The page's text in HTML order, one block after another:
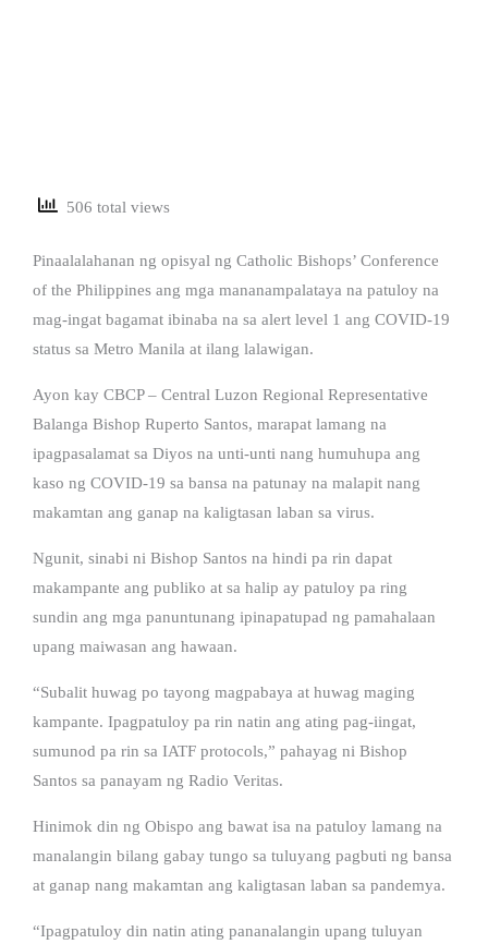
506 total views
Pinaalalahanan ng opisyal ng Catholic Bishops’ Conference
of the Philippines ang mga mananampalataya na patuloy na
mag-ingat bagamat ibinaba na sa alert level 1 ang COVID-19
status sa Metro Manila at ilang lalawigan.
Ayon kay CBCP – Central Luzon Regional Representative
Balanga Bishop Ruperto Santos, marapat lamang na
ipagpasalamat sa Diyos na unti-unti nang humuhupa ang
kaso ng COVID-19 sa bansa na patunay na malapit nang
makamtan ang ganap na kaligtasan laban sa virus.
Ngunit, sinabi ni Bishop Santos na hindi pa rin dapat
makampante ang publiko at sa halip ay patuloy pa ring
sundin ang mga panuntunang ipinapatupad ng pamahalaan
upang maiwasan ang hawaan.
“Subalit huwag po tayong magpabaya at huwag maging
kampante. Ipagpatuloy pa rin natin ang ating pag-iingat,
sumunod pa rin sa IATF protocols,” pahayag ni Bishop
Santos sa panayam ng Radio Veritas.
Hinimok din ng Obispo ang bawat isa na patuloy lamang na
manalangin bilang gabay tungo sa tuluyang pagbuti ng bansa
at ganap nang makamtan ang kaligtasan laban sa pandemya.
“Ipagpatuloy din natin ating pananalangin upang tuluyan